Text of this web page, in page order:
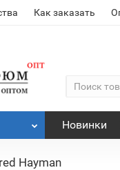
Как заказать
Новинки
Hayman